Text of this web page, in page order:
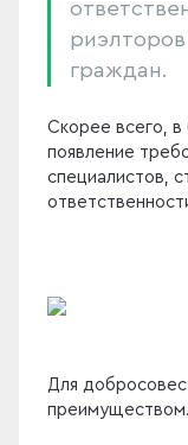
граждан.
Скорее всего,
появление
специалистов,
Для
преимуществом.